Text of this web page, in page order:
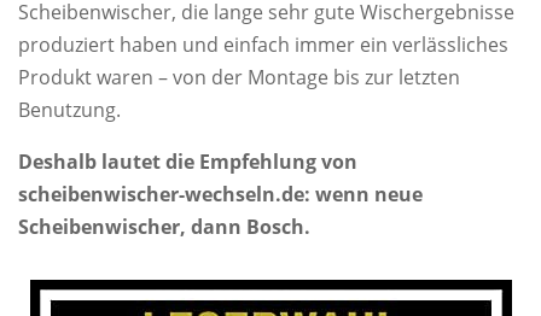
Scheibenwischer, die lange sehr gute Wischergebnisse
produziert haben und einfach immer ein verlässliches
Produkt waren – von der Montage bis zur letzten
Benutzung.
Deshalb lautet die Empfehlung von
scheibenwischer-wechseln.de: wenn neue
Scheibenwischer, dann Bosch.